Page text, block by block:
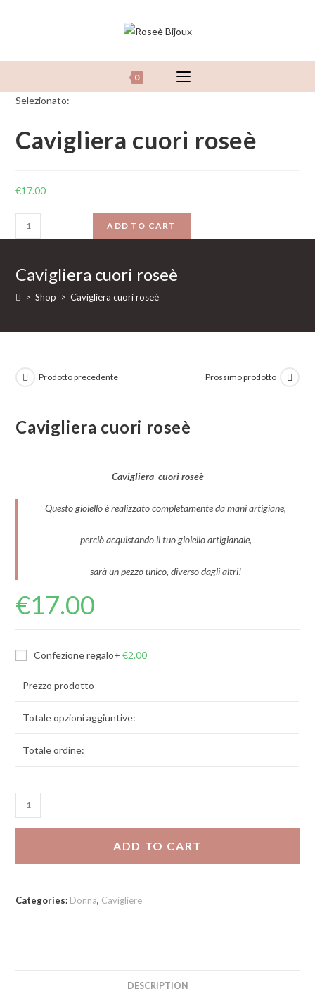
0
Selezionato:
Cavigliera cuori roseè
€17.00
Cavigliera
cuori
quantity
ADD TO CART
Cavigliera cuori roseè
> Shop > Cavigliera cuori roseè
Prodotto precedente Prossimo prodotto
Cavigliera cuori roseè
Cavigliera cuori roseè
Questo gioiello è realizzato completamente da mani artigiane,
perciò acquistando il tuo gioiello artigianale,
sarà un pezzo unico, diverso dagli altri!
€17.00
Confezione regalo+ €2.00
Prezzo prodotto
Totale opzioni aggiuntive:
Totale ordine:
Cavigliera
cuori
ADD TO CART
Categories: Donna, Cavigliere
DESCRIPTION